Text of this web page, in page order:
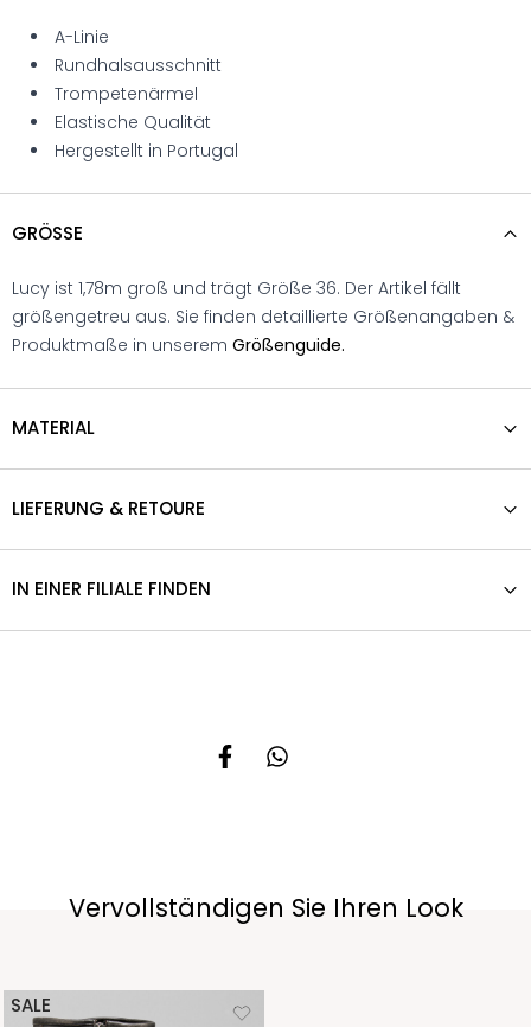
A-Linie
Rundhalsausschnitt
Trompetenärmel
Elastische Qualität
Hergestellt in Portugal
GRÖSSE
Lucy ist 1,78m groß und trägt Größe 36. Der Artikel fällt
größengetreu aus. Sie finden detaillierte Größenangaben &
Produktmaße in unserem Größenguide.
MATERIAL
LIEFERUNG & RETOURE
IN EINER FILIALE FINDEN
Vervollständigen Sie Ihren Look
SALE